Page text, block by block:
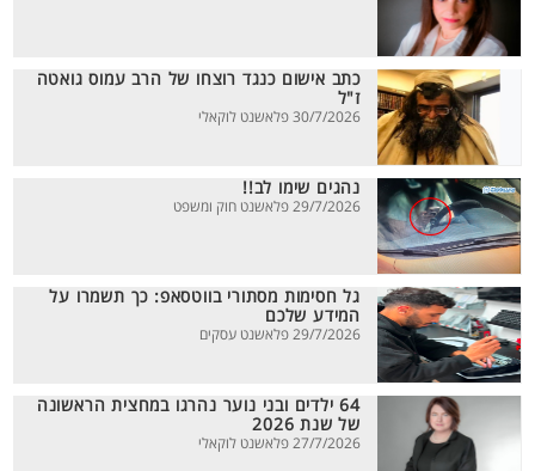
כתב אישום כנגד רוצחו של הרב עמוס גואטה
ז"ל
30/7/2026 פלאשנט לוקאלי
נהגים שימו לב!!
29/7/2026 פלאשנט חוק ומשפט
גל חסימות מסתורי בווטסאפ: כך תשמרו על
המידע שלכם
29/7/2026 פלאשנט עסקים
64 ילדים ובני נוער נהרגו במחצית הראשונה
של שנת 2026
27/7/2026 פלאשנט לוקאלי